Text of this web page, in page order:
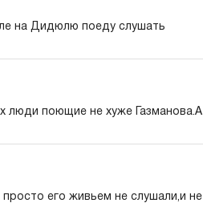
на Дидюлю поеду слушать
люди поющие не хуже Газманова.А
его живьем не слушали,и не